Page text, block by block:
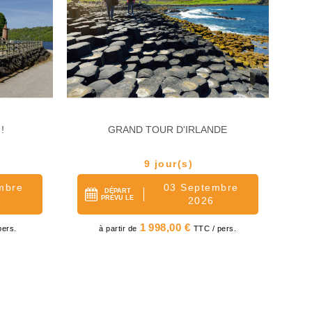
GRAND TOUR D'IRLANDE
9 jour(s)
DÉPART
PRÉVU LE
03 Septembre
2026
Prix
à partir de 1 998,00 € TTC / pers.